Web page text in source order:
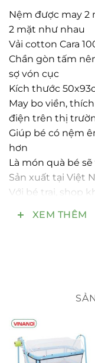
Nệm được may 2
2 mặt như nhau
Vải cotton Cara
Chần gòn tấm
sợ vón cục
Kích thước
May bo viền,
điện trên thị
Giúp bé có nệm
hơn
Là món quà bé
Sản xuất tại Việt
Với bé trai, shop
Với bé trai, shop
hồng
XEM THÊM